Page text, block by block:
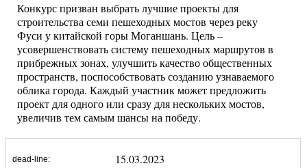
Конкурс призван выбрать лучшие проекты для
строительства семи пешеходных мостов через реку
Фуси у китайской горы Моганшань. Цель –
усовершенствовать систему пешеходных маршрутов в
прибрежных зонах, улучшить качество общественных
пространств, поспособствовать созданию узнаваемого
облика города. Каждый участник может предложить
проект для одного или сразу для нескольких мостов,
увеличив тем самым шансы на победу.
dead-line: 15.03.2023